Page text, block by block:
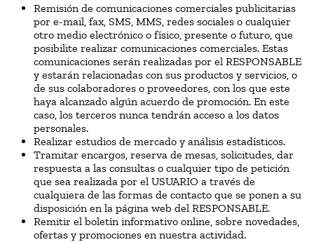
Remisión de comunicaciones comerciales publicitarias
por e-mail, fax, SMS, MMS, redes sociales o cualquier
otro medio electrónico o físico, presente o futuro, que
posibilite realizar comunicaciones comerciales. Estas
comunicaciones serán realizadas por el RESPONSABLE
y estarán relacionadas con sus productos y servicios, o
de sus colaboradores o proveedores, con los que este
haya alcanzado algún acuerdo de promoción. En este
caso, los terceros nunca tendrán acceso a los datos
personales.
Realizar estudios de mercado y análisis estadísticos.
Tramitar encargos, reserva de mesas, solicitudes, dar
respuesta a las consultas o cualquier tipo de petición
que sea realizada por el USUARIO a través de
cualquiera de las formas de contacto que se ponen a su
disposición en la página web del RESPONSABLE.
Remitir el boletín informativo online, sobre novedades,
ofertas y promociones en nuestra actividad.